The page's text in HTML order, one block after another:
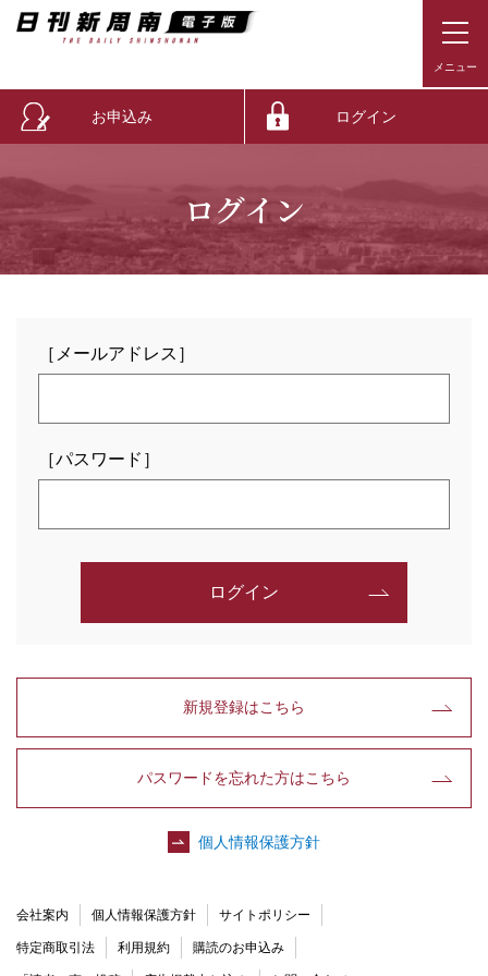
お申込み ログイン
ログイン
［メールアドレス］
［パスワード］
ログイン
新規登録はこちら
パスワードを忘れた方はこちら
個人情報保護方針
会社案内 個人情報保護方針 サイトポリシー
特定商取引法 利用規約 購読のお申込み